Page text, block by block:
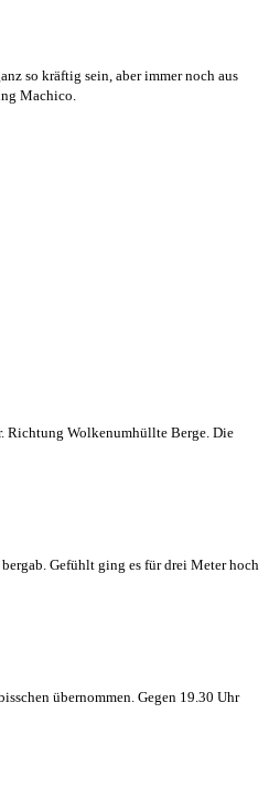
so kräftig sein, aber immer noch aus
Machico.
Richtung Wolkenumhüllte Berge. Die
Gefühlt ging es für drei Meter hoch
übernommen. Gegen 19.30 Uhr